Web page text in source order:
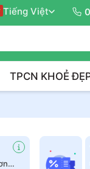
Tiếng Việt
TPCN KHOẺ